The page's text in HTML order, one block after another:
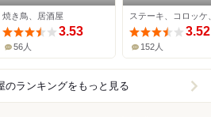
焼き鳥、居酒屋
3.53
56人
3.52
152人
のランキングをもっと見る